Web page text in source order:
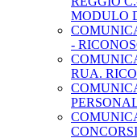
MODULO
-
RUA.